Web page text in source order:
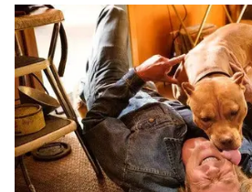
अजित पवार क्रैश के 7 महीने बाद
ऐसा क्या हुआ? मचा हड़कंप
का दावा
LATEST VIDEOS
Mamata Banerjee पर हमला?
हाथ और चीख-चीखकर सुनाई